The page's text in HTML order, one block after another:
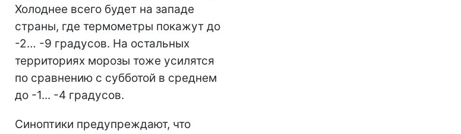
Холоднее всего будет на западе
страны, где термометры покажут до
-2… -9 градусов. На остальных
территориях морозы тоже усилятся
по сравнению с субботой в среднем
до -1... -4 градусов.
Синоптики предупреждают, что